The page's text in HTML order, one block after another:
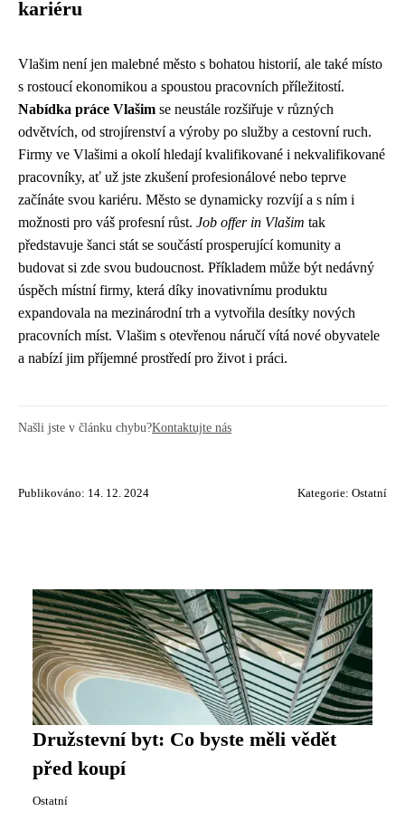
kariéru
Vlašim není jen malebné město s bohatou historií, ale také místo
s rostoucí ekonomikou a spoustou pracovních příležitostí.
Nabídka práce Vlašim se neustále rozšiřuje v různých
odvětvích, od strojírenství a výroby po služby a cestovní ruch.
Firmy ve Vlašimi a okolí hledají kvalifikované i nekvalifikované
pracovníky, ať už jste zkušení profesionálové nebo teprve
začínáte svou kariéru. Město se dynamicky rozvíjí a s ním i
možnosti pro váš profesní růst. Job offer in Vlašim tak
představuje šanci stát se součástí prosperující komunity a
budovat si zde svou budoucnost. Příkladem může být nedávný
úspěch místní firmy, která díky inovativnímu produktu
expandovala na mezinárodní trh a vytvořila desítky nových
pracovních míst. Vlašim s otevřenou náručí vítá nové obyvatele
a nabízí jim příjemné prostředí pro život i práci.
Našli jste v článku chybu?Kontaktujte nás
Publikováno: 14. 12. 2024 Kategorie: Ostatní
Družstevní byt: Co byste měli vědět
před koupí
Ostatní